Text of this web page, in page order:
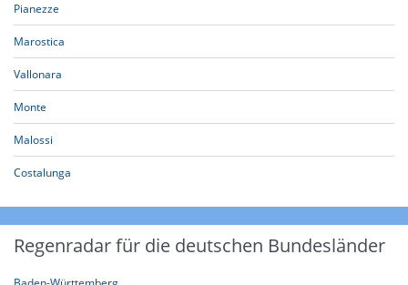
Pianezze
Marostica
Vallonara
Monte
Malossi
Costalunga
Regenradar für die deutschen Bundesländer